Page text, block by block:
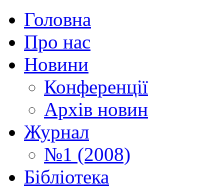
Головна
Про нас
Новини
Конференції
Архів новин
Журнал
№1 (2008)
Бібліотека